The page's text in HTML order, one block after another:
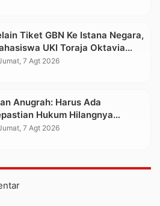
Tiket GBN Ke Istana Negara,
UKI Toraja Oktavia
Lolos ke Pekan Seni
7 Agt 2026
Anugrah: Harus Ada
Hukum Hilangnya
Agar Keluarga tidak Larut
7 Agt 2026